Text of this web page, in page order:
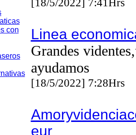
con
Linea
Grandes
ayudamos
[18/5/2022] 7:28Hrs
eur